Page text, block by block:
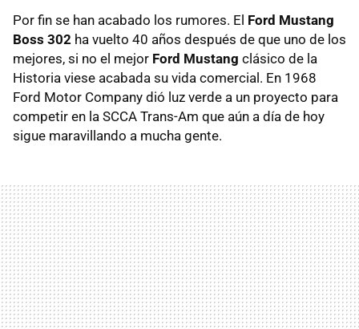
Por fin se han acabado los rumores. El Ford Mustang
Boss 302 ha vuelto 40 años después de que uno de los
mejores, si no el mejor Ford Mustang clásico de la
Historia viese acabada su vida comercial. En 1968
Ford Motor Company dió luz verde a un proyecto para
competir en la SCCA Trans-Am que aún a día de hoy
sigue maravillando a mucha gente.